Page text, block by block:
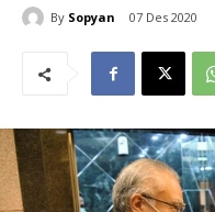
By Sopyan 07 Des 2020